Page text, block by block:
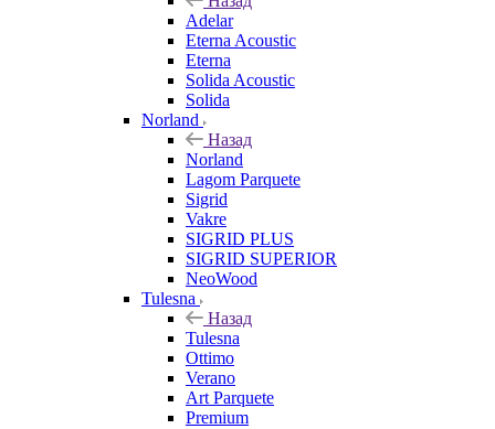
Adelar
Eterna Acoustic
Eterna
Solida Acoustic
Solida
Norland
Назад
Norland
Lagom Parquete
Sigrid
Vakre
SIGRID PLUS
SIGRID SUPERIOR
NeoWood
Tulesna
Назад
Tulesna
Ottimo
Verano
Art Parquete
Premium